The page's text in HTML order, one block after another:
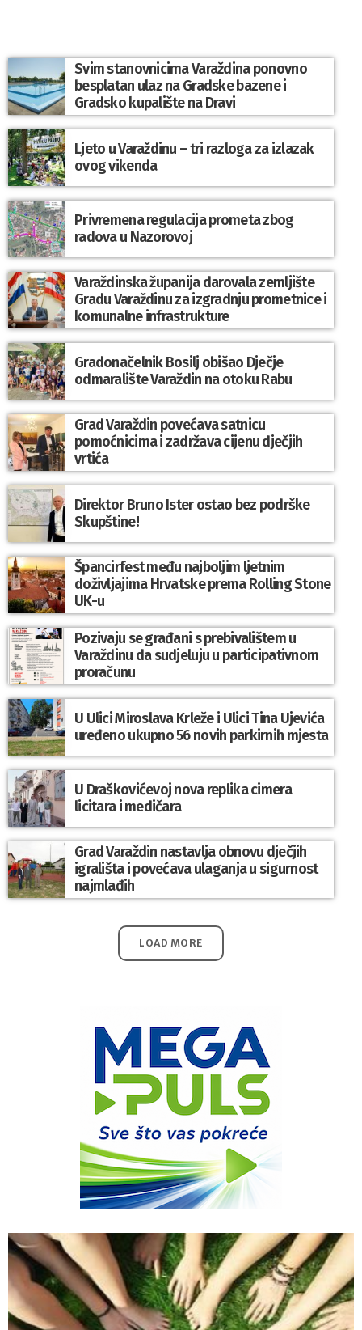
Svim stanovnicima Varaždina ponovno
besplatan ulaz na Gradske bazene i
Gradsko kupalište na Dravi
Ljeto u Varaždinu – tri razloga za izlazak
ovog vikenda
Privremena regulacija prometa zbog
radova u Nazorovoj
Varaždinska županija darovala zemljište
Gradu Varaždinu za izgradnju prometnice i
komunalne infrastrukture
Gradonačelnik Bosilj obišao Dječje
odmaralište Varaždin na otoku Rabu
Grad Varaždin povećava satnicu
pomoćnicima i zadržava cijenu dječjih
vrtića
Direktor Bruno Ister ostao bez podrške
Skupštine!
Špancirfest među najboljim ljetnim
doživljajima Hrvatske prema Rolling Stone
UK-u
Pozivaju se građani s prebivalištem u
Varaždinu da sudjeluju u participativnom
proračunu
U Ulici Miroslava Krleže i Ulici Tina Ujevića
uređeno ukupno 56 novih parkirnih mjesta
U Draškovićevoj nova replika cimera
licitara i medičara
Grad Varaždin nastavlja obnovu dječjih
igrališta i povećava ulaganja u sigurnost
najmlađih
LOAD MORE